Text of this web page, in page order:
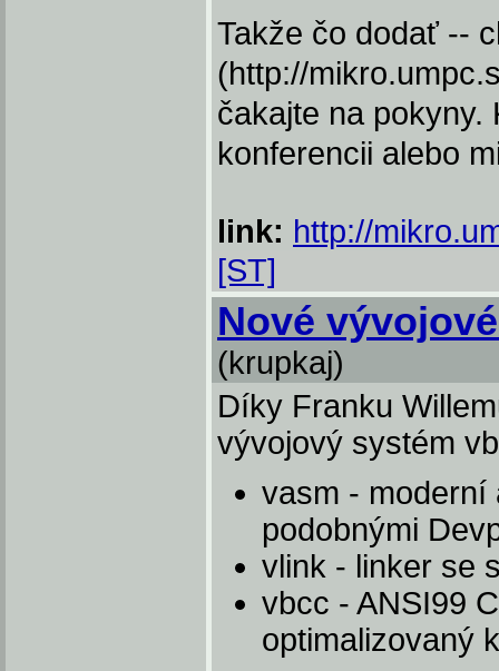
Takže čo dodať --
(http://
čakajte na pokyny.
konferencii alebo
link: http://
[ST]
Nové
(krupkaj)
Díky Franku
vývojový systém
vasm - moderní
podobnými
vlink - linker se
vbcc - ANSI99
optimalizovaný